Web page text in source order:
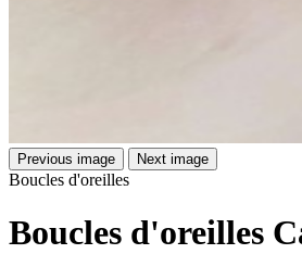
Previous image Next image
Boucles d'oreilles
Boucles d'oreilles